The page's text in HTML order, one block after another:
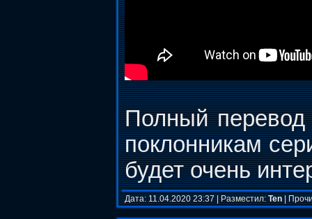
Полный
поклонникам
будет очень
Дата: 11.04.2020 23:37 | Разместил:Ten|